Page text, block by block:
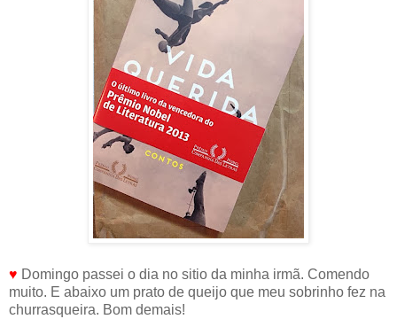
♥ Domingo passei o dia no sitio da minha irmã. Comendo
muito. E abaixo um prato de queijo que meu sobrinho fez na
churrasqueira. Bom demais!